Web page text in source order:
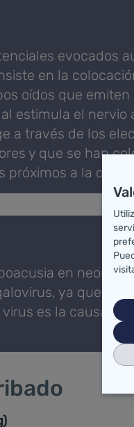
evocados
en la
oídos que emiten
estimula el nervio
a través de los
y que se han
a la oreja.
en
ya que la
es la causa